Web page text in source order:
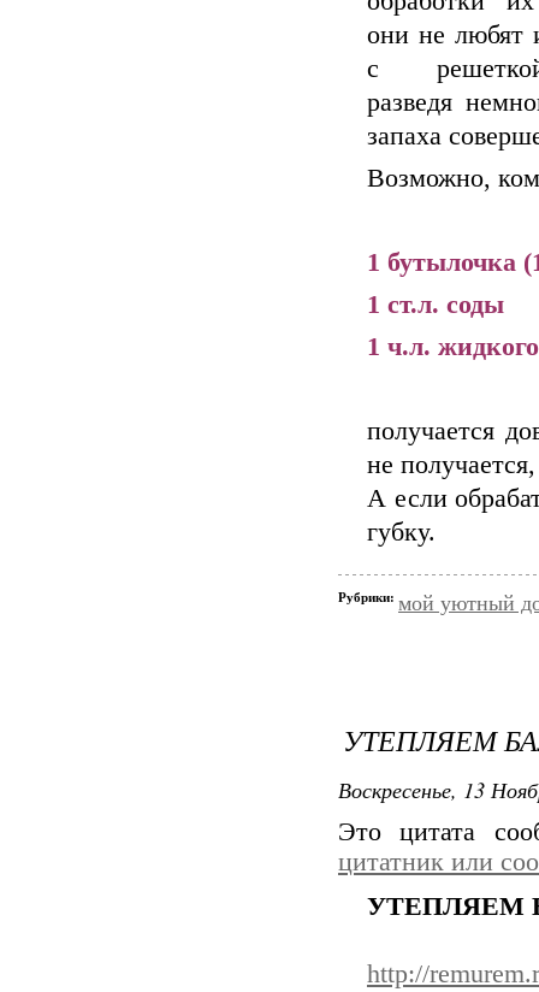
они не любят
с
разведя
запаха
Возможно,
1 бутылочка
1 ст.л. соды
1 ч.л.
получается
не
А если
губку.
Рубрики: мой уютный
УТЕПЛЯЕМ
Воскресенье, 13
Это цитата
цитатник или
УТЕПЛЯЕМ
http://